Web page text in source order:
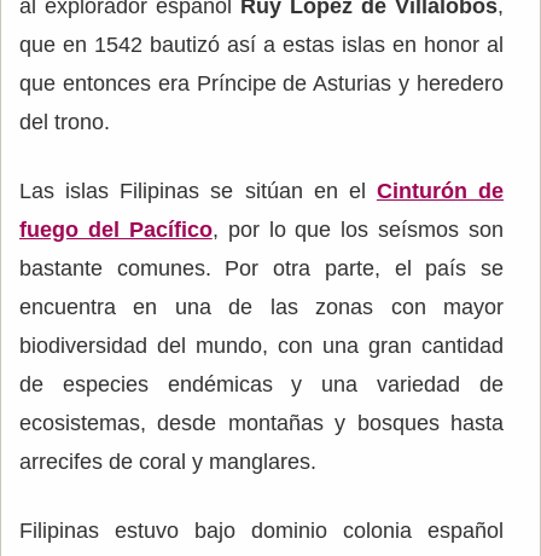
al explorador español Ruy López de Villalobos,
que en 1542 bautizó así a estas islas en honor al
que entonces era Príncipe de Asturias y heredero
del trono.
Las islas Filipinas se sitúan en el Cinturón de
fuego del Pacífico, por lo que los seísmos son
bastante comunes. Por otra parte, el país se
encuentra en una de las zonas con mayor
biodiversidad del mundo, con una gran cantidad
de especies endémicas y una variedad de
ecosistemas, desde montañas y bosques hasta
arrecifes de coral y manglares.
Filipinas estuvo bajo dominio colonia español